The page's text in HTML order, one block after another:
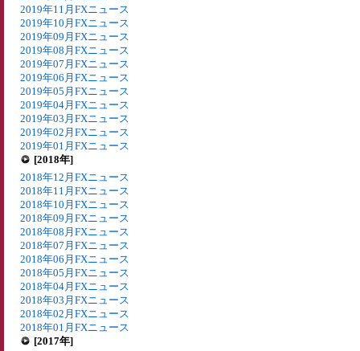
2019年11月FXニュース
2019年10月FXニュース
2019年09月FXニュース
2019年08月FXニュース
2019年07月FXニュース
2019年06月FXニュース
2019年05月FXニュース
2019年04月FXニュース
2019年03月FXニュース
2019年02月FXニュース
2019年01月FXニュース
[2018年]
2018年12月FXニュース
2018年11月FXニュース
2018年10月FXニュース
2018年09月FXニュース
2018年08月FXニュース
2018年07月FXニュース
2018年06月FXニュース
2018年05月FXニュース
2018年04月FXニュース
2018年03月FXニュース
2018年02月FXニュース
2018年01月FXニュース
[2017年]